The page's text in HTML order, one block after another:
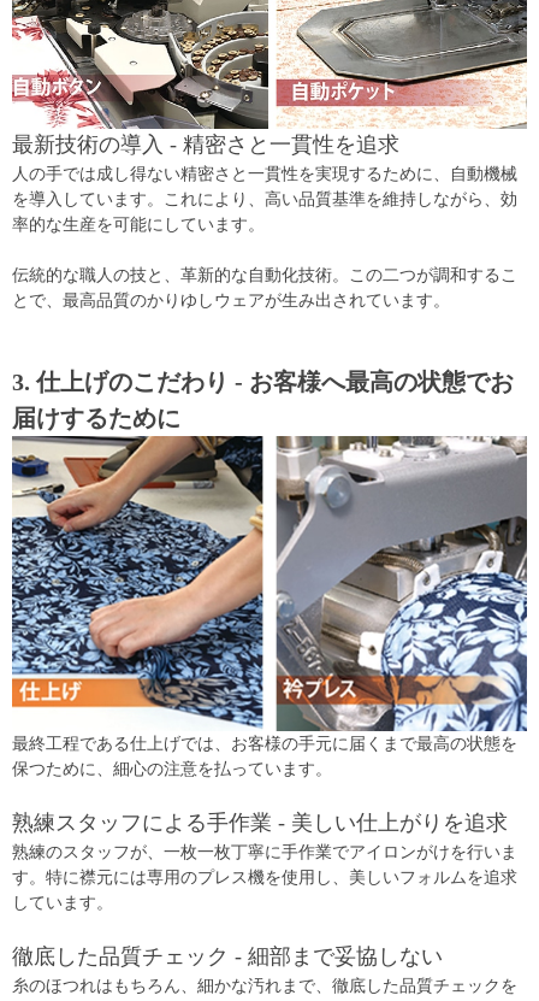
最新技術の導入 - 精密さと一貫性を追求
人の手では成し得ない精密さと一貫性を実現するために、自動機械
を導入しています。これにより、高い品質基準を維持しながら、効
率的な生産を可能にしています。
伝統的な職人の技と、革新的な自動化技術。この二つが調和するこ
とで、最高品質のかりゆしウェアが生み出されています。
3. 仕上げのこだわり - お客様へ最高の状態でお
届けするために
最終工程である仕上げでは、お客様の手元に届くまで最高の状態を
保つために、細心の注意を払っています。
熟練スタッフによる手作業 - 美しい仕上がりを追求
熟練のスタッフが、一枚一枚丁寧に手作業でアイロンがけを行いま
す。特に襟元には専用のプレス機を使用し、美しいフォルムを追求
しています。
徹底した品質チェック - 細部まで妥協しない
糸のほつれはもちろん、細かな汚れまで、徹底した品質チェックを